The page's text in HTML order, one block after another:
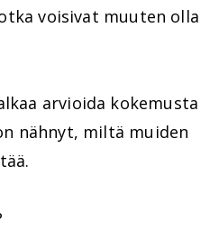
voisivat muuten olla
arvioida kokemusta
nähnyt, miltä muiden